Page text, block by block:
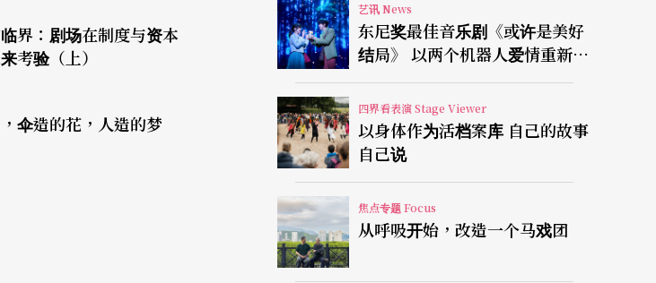
用具。这些私传法宝，
。尽管取材于自然，我
而已。」这段深入心坎的
界：剧场在制度与资本
考验（上）
伞造的花，人造的梦
艺讯 News
东尼奖最佳音乐剧《或许是美好
结局》 以两个机器人爱情重新凝
视有限人生
四界看表演 Stage Viewer
以身体作为活档案库 自己的故事
自己说
焦点专题 Focus
从呼吸开始，改造一个马戏团